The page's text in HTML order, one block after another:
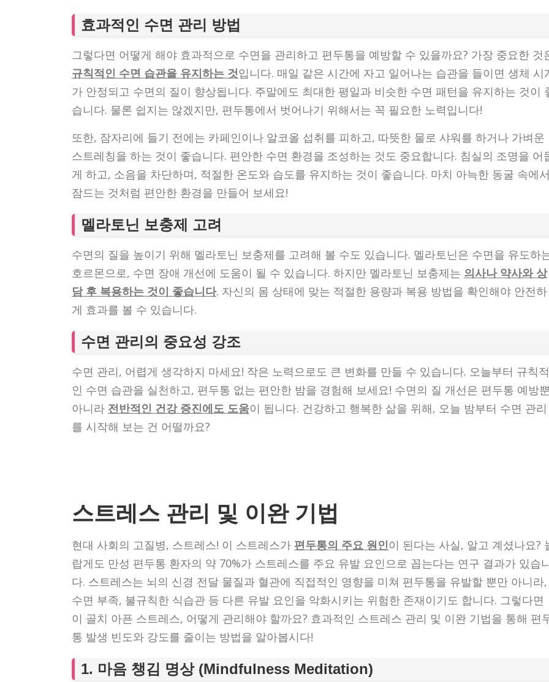
효과적인 수면 관리 방법
그렇다면 어떻게 해야 효과적으로 수면을 관리하고 편두통을 예방할 수 있을까요? 가장 중요한 것
규칙적인 수면 습관을 유지하는 것입니다. 매일 같은 시간에 자고 일어나는 습관을 들이면 생체 시
가 안정되고 수면의 질이 향상됩니다. 주말에도 최대한 평일과 비슷한 수면 패턴을 유지하는 것이
습니다. 물론 쉽지는 않겠지만, 편두통에서 벗어나기 위해서는 꼭 필요한 노력입니다!
또한, 잠자리에 들기 전에는 카페인이나 알코올 섭취를 피하고, 따뜻한 물로 샤워를 하거나 가벼운
스트레칭을 하는 것이 좋습니다. 편안한 수면 환경을 조성하는 것도 중요합니다. 침실의 조명을 어
게 하고, 소음을 차단하며, 적절한 온도와 습도를 유지하는 것이 좋습니다. 마치 아늑한 동굴 속에서
잠드는 것처럼 편안한 환경을 만들어 보세요!
멜라토닌 보충제 고려
수면의 질을 높이기 위해 멜라토닌 보충제를 고려해 볼 수도 있습니다. 멜라토닌은 수면을 유도하
호르몬으로, 수면 장애 개선에 도움이 될 수 있습니다. 하지만 멜라토닌 보충제는 의사나 약사와 상
담 후 복용하는 것이 좋습니다. 자신의 몸 상태에 맞는 적절한 용량과 복용 방법을 확인해야 안전하
게 효과를 볼 수 있습니다.
수면 관리의 중요성 강조
수면 관리, 어렵게 생각하지 마세요! 작은 노력으로도 큰 변화를 만들 수 있습니다. 오늘부터 규칙적
인 수면 습관을 실천하고, 편두통 없는 편안한 밤을 경험해 보세요! 수면의 질 개선은 편두통 예방뿐
아니라 전반적인 건강 증진에도 도움이 됩니다. 건강하고 행복한 삶을 위해, 오늘 밤부터 수면 관리
를 시작해 보는 건 어떨까요?
스트레스 관리 및 이완 기법
현대 사회의 고질병, 스트레스! 이 스트레스가 편두통의 주요 원인이 된다는 사실, 알고 계셨나요?
랍게도 만성 편두통 환자의 약 70%가 스트레스를 주요 유발 요인으로 꼽는다는 연구 결과가 있습
다. 스트레스는 뇌의 신경 전달 물질과 혈관에 직접적인 영향을 미쳐 편두통을 유발할 뿐만 아니라,
수면 부족, 불규칙한 식습관 등 다른 유발 요인을 악화시키는 위험한 존재이기도 합니다. 그렇다면
이 골치 아픈 스트레스, 어떻게 관리해야 할까요? 효과적인 스트레스 관리 및 이완 기법을 통해 편
통 발생 빈도와 강도를 줄이는 방법을 알아봅시다!
1. 마음 챙김 명상 (Mindfulness Meditation)